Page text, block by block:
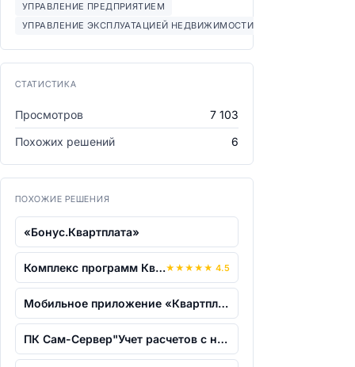
УПРАВЛЕНИЕ ПРЕДПРИЯТИЕМ
УПРАВЛЕНИЕ ЭКСПЛУАТАЦИЕЙ НЕДВИЖИМОСТИ (CAFM)
СТАТИСТИКА
Просмотров
7 103
Похожих решений
6
ПОХОЖИЕ РЕШЕНИЯ
«Бонус.Квартплата»
Комплекс программ Квартплата. Абоненты...★ ★ ★ ★ ★ 4.5
Мобильное приложение «Квартплата+»
ПК Сам-Сервер"Учет расчетов с населени...